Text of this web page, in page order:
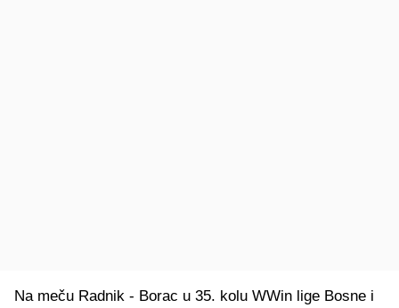
Na meču Radnik - Borac u 35. kolu WWin lige Bosne i